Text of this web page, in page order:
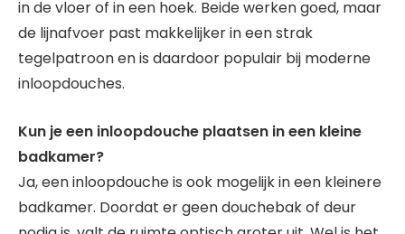
in de vloer of in een hoek. Beide werken goed, maar
de lijnafvoer past makkelijker in een strak
tegelpatroon en is daardoor populair bij moderne
inloopdouches.
Kun je een inloopdouche plaatsen in een kleine
badkamer?
Ja, een inloopdouche is ook mogelijk in een kleinere
badkamer. Doordat er geen douchebak of deur